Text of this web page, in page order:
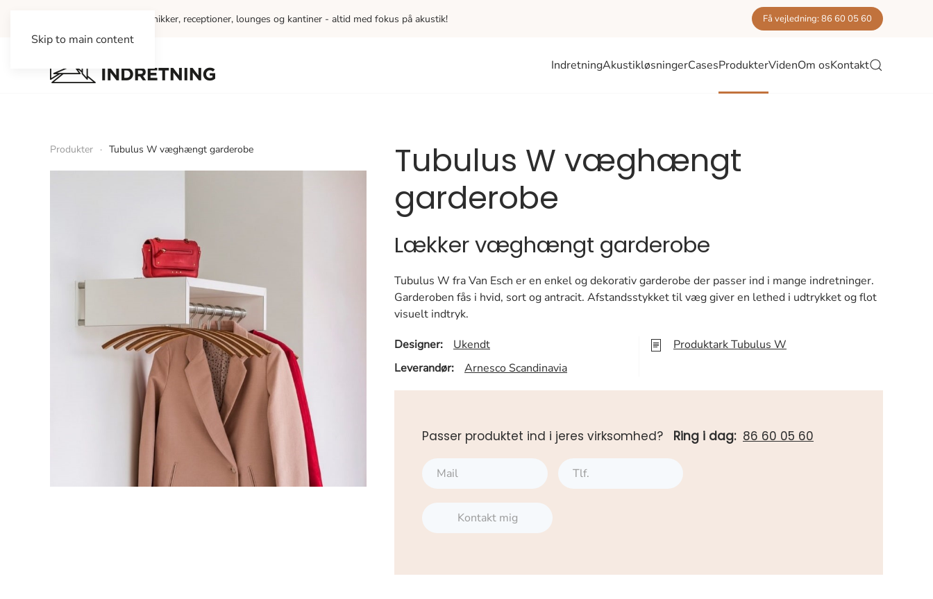
Skip to main content
Vi indretter kontorer, klinikker, receptioner, lounges og kantiner - altid med fokus på akustik! Få vejledning: 86 60 05 60
IndretningAkustikløsningerCasesProdukterVidenOm osKontakt
Produkter Tubulus W væghængt garderobe
Tubulus W væghængt
garderobe
Lækker væghængt garderobe
Tubulus W fra Van Esch er en enkel og dekorativ garderobe der passer ind i mange indretninger.
Garderoben fås i hvid, sort og antracit. Afstandsstykket til væg giver en lethed i udtrykket og flot
visuelt indtryk.
Designer:
Ukendt
Leverandør:
Arnesco Scandinavia
Produktark Tubulus W
Passer produktet ind i jeres virksomhed? Ring i dag: 86 60 05 60
Kontakt mig